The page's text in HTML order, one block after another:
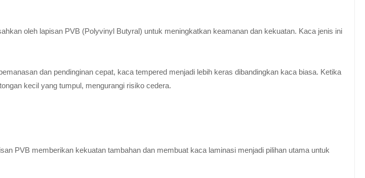
oleh lapisan PVB (Polyvinyl Butyral) untuk meningkatkan keamanan dan kekuatan. Kaca jenis ini
dan pendinginan cepat, kaca tempered menjadi lebih keras dibandingkan kaca biasa. Ketika
kecil yang tumpul, mengurangi risiko cedera.
PVB memberikan kekuatan tambahan dan membuat kaca laminasi menjadi pilihan utama untuk